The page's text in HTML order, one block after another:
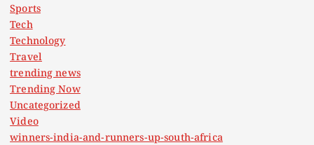
Sports
Tech
Technology
Travel
trending news
Trending Now
Uncategorized
Video
winners-india-and-runners-up-south-africa